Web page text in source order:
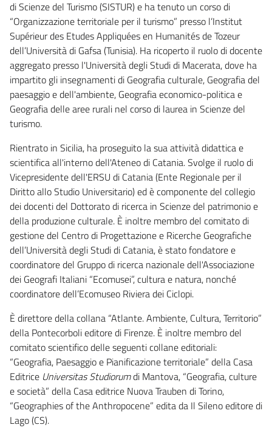
di Scienze del Turismo (SISTUR) e ha tenuto un corso di
“Organizzazione territoriale per il turismo” presso l’Institut
Supérieur des Etudes Appliquées en Humanités de Tozeur
dell’Università di Gafsa (Tunisia). Ha ricoperto il ruolo di docente
aggregato presso l'Università degli Studi di Macerata, dove ha
impartito gli insegnamenti di Geografia culturale, Geografia del
paesaggio e dell'ambiente, Geografia economico-politica e
Geografia delle aree rurali nel corso di laurea in Scienze del
turismo.
Rientrato in Sicilia, ha proseguito la sua attività didattica e
scientifica all'interno dell'Ateneo di Catania. Svolge il ruolo di
Vicepresidente dell'ERSU di Catania (Ente Regionale per il
Diritto allo Studio Universitario) ed è componente del collegio
dei docenti del Dottorato di ricerca in Scienze del patrimonio e
della produzione culturale. È inoltre membro del comitato di
gestione del Centro di Progettazione e Ricerche Geografiche
dell’Università degli Studi di Catania, è stato fondatore e
coordinatore del Gruppo di ricerca nazionale dell'Associazione
dei Geografi Italiani “Ecomusei”, cultura e natura, nonché
coordinatore dell’Ecomuseo Riviera dei Ciclopi.
È direttore della collana “Atlante. Ambiente, Cultura, Territorio”
della Pontecorboli editore di Firenze. È inoltre membro del
comitato scientifico delle seguenti collane editoriali:
“Geografia, Paesaggio e Pianificazione territoriale” della Casa
Editrice Universitas Studiorumdi Mantova, “Geografia, culture
e società” della Casa editrice Nuova Trauben di Torino,
“Geographies of the Anthropocene” edita da Il Sileno editore di
Lago (CS).